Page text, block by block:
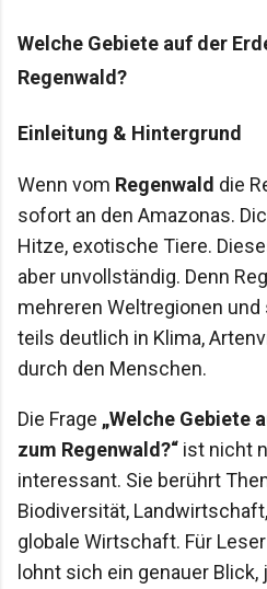
Welche Gebiete auf der
Regenwald?
Einleitung & Hintergrund
Wenn vom Regenwald die
sofort an den Amazonas.
Hitze, exotische Tiere.
aber unvollständig. Denn
mehreren Weltregionen
teils deutlich in Klima,
durch den Menschen.
Die Frage „Welche Gebiete
zum Regenwald?“ ist nicht
interessant. Sie berührt
Biodiversität,
globale Wirtschaft. Für
lohnt sich ein genauer Blick,